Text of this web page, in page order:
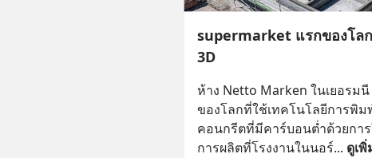
supermarket แรกของโล
3D
ห้าง Netto Marken ในเยอรม
ของโลกที่ใช้เทคโนโลยีการพิ
คอนกรีตที่มีคาร์บอนต่ำด้วยกา
การผลิตที่โรงงานในนอร์... ดูเพิ่